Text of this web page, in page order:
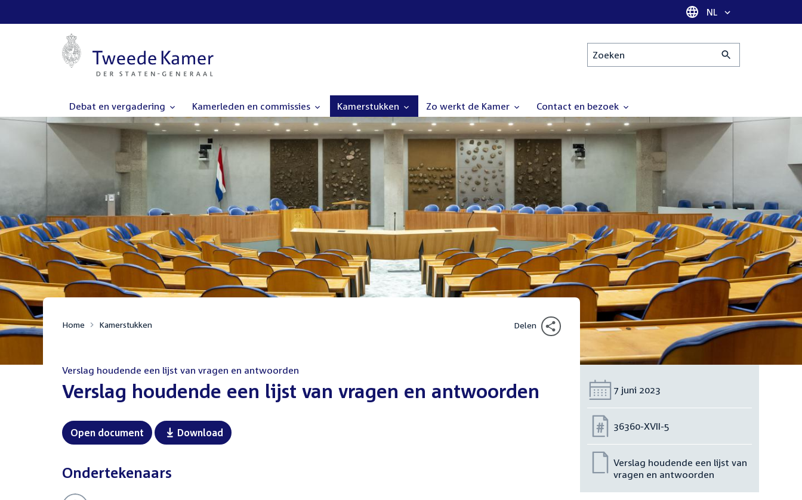
Taal selectie
NL
Zoeken
Debat en vergadering Kamerleden en commissies Kamerstukken Zo werkt de Kamer Contact en bezoek
Home Kamerstukken Delen
Verslag houdende een lijst van vragen en antwoorden
:Verslag houdende een lijst van vragen en antwoorden
Open document Download
Ondertekenaars
Datum:
7 juni 2023
Nummer:
36360-XVII-5
Verslag houdende een lijst van
vragen en antwoorden